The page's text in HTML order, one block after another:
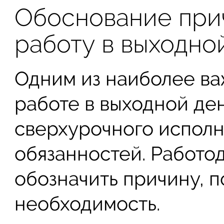
Обоснование
работу в
Одним из наиболее
работе в выходной
сверхурочного
обязанностей.
обозначить причину,
необходимость.